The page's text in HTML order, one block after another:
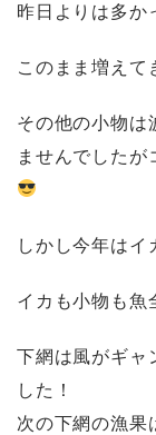
昨日よりは多か
このまま増えて
その他の小物は
ませんでしたが
しかし今年はイ
イカも小物も魚
下網は風がギャ
した！
次の下網の漁果